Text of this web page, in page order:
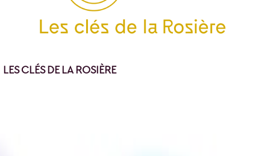
LES CLÉS DE LA ROSIÈRE